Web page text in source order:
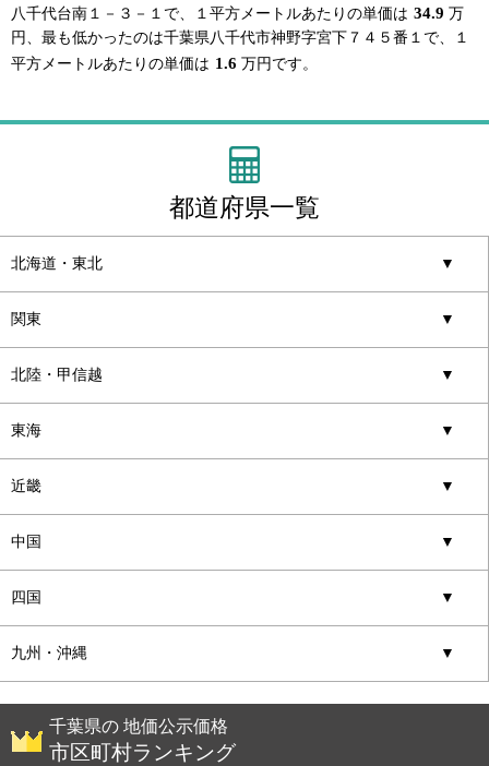
八千代台南１－３－１で、１平方メートルあたりの単価は 34.9 万
円、最も低かったのは千葉県八千代市神野字宮下７４５番１で、１
平方メートルあたりの単価は 1.6 万円です。
都道府県一覧
北海道・東北 ▼
関東 ▼
北陸・甲信越 ▼
東海 ▼
近畿 ▼
中国 ▼
四国 ▼
九州・沖縄 ▼
千葉県の 地価公示価格
市区町村ランキング